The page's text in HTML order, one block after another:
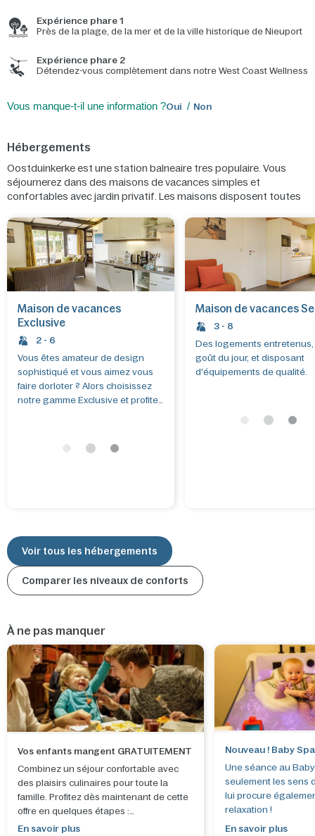
Expérience phare 1
Près de la plage, de la mer et de la ville historique de Nieuport
Expérience phare 2
Détendez-vous complètement dans notre West Coast Wellness
Vous manque-t-il une information ?Oui Non
Hébergements
Oostduinkerke est une station balneaire tres populaire. Vous
séjournerez dans des maisons de vacances simples et
confortables avec jardin privatif. Les maisons disposent toutes
chambres.
Maison de vacances
Exclusive
2 - 6
Vous êtes amateur de design
sophistiqué et vous aimez vous
faire dorloter ? Alors choisissez
notre gamme Exclusive et profitez
Maison de vacances
3 - 8
Des logements
goût du jour, et disposant
d'équipements de qualité.
Voir tous les hébergements
Comparer les niveaux de conforts
À ne pas manquer
Vos enfants mangent GRATUITEMENT
Combinez un séjour confortable avec
des plaisirs culinaires pour toute la
famille. Profitez dès maintenant de cette
offre en quelques étapes :
En savoir plus
Nouveau ! Baby Spa
Une séance au
seulement les sens
lui procure
relaxation !
En savoir plus